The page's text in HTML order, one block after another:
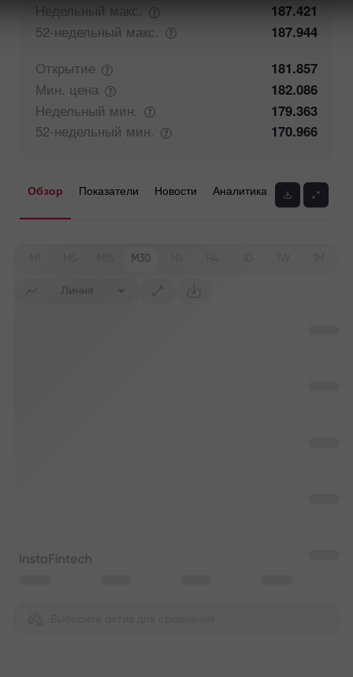
Недельный макс.
187.421
52-недельный макс.
187.944
Открытие
181.857
Мин. цена
182.086
Недельный мин.
179.363
52-недельный мин. 170.966
Обзор Показатели Новости Аналитика
M30
Линия